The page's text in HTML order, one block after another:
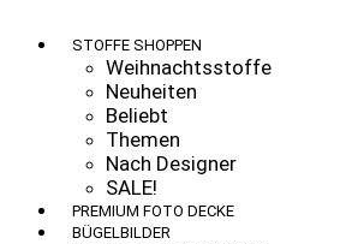
STOFFE SHOPPEN
Weihnachtsstoffe
Neuheiten
Beliebt
Themen
Nach Designer
SALE!
PREMIUM FOTO DECKE
BÜGELBILDER